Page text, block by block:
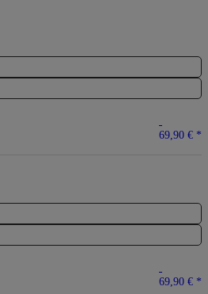
69,90 € *
69,90 € *